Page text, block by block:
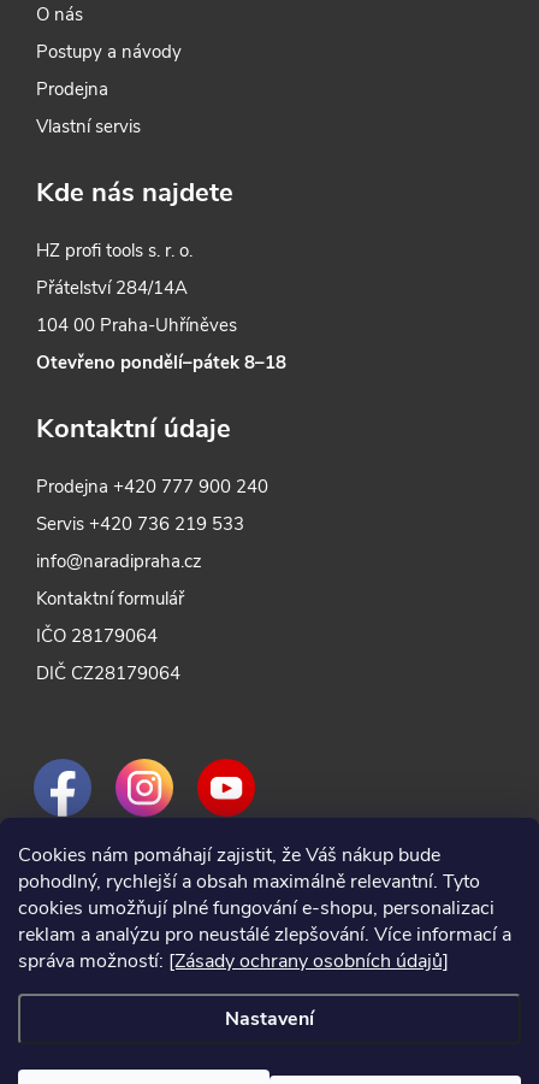
Cookies nám pomáhají zajistit, že Váš nákup bude
pohodlný, rychlejší a obsah maximálně relevantní. Tyto
cookies umožňují plné fungování e-shopu, personalizaci
reklam a analýzu pro neustálé zlepšování. Více informací a
správa možností: [Zásady ochrany osobních údajů]
Nastavení
O nás
Postupy a návody
Prodejna
Vlastní servis
Kde nás najdete
HZ profi tools s. r. o.
Přátelství 284/14A
104 00 Praha-Uhříněves
Otevřeno pondělí–pátek 8–18
Kontaktní údaje
Prodejna+420 777 900 240
Servis+420 736 219 533
info@naradipraha.cz
Kontaktní formulář
IČO 28179064
DIČ CZ28179064